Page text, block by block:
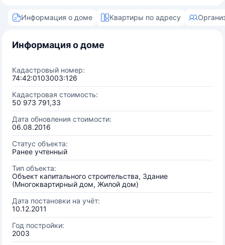
Информация о доме Квартиры по адресу
Информация о доме
Кадастровый номер:
74:42:0103003:126
Кадастровая стоимость:
50 973 791,33
Дата обновления стоимости:
06.08.2016
Статус объекта:
Ранее учтенный
Тип объекта:
Объект капитального строительства, Здание
(Многоквартирный дом, Жилой дом)
Дата постановки на учёт:
10.12.2011
Год постройки:
2003